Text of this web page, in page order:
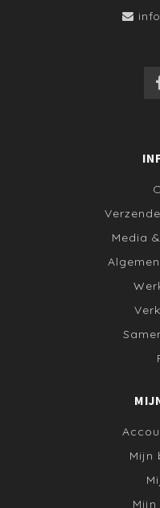
Media
Mijn